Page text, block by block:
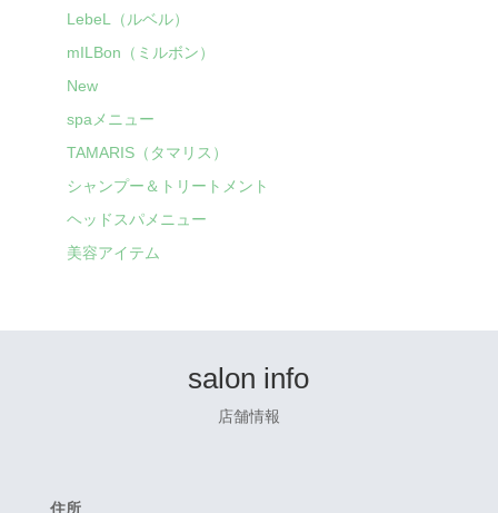
LebeL（ルベル）
mILBon（ミルボン）
New
spaメニュー
TAMARIS（タマリス）
シャンプー＆トリートメント
ヘッドスパメニュー
美容アイテム
salon info
店舗情報
住所